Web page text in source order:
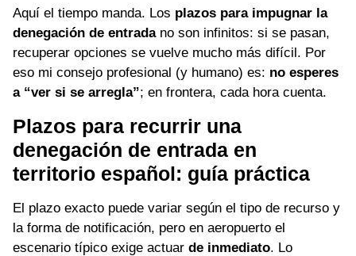
Aquí el tiempo manda. Los plazos para impugnar la
denegación de entradano son infinitos: si se pasan,
recuperar opciones se vuelve mucho más difícil. Por
eso mi consejo profesional (y humano) es: no esperes
a “ver si se arregla”; en frontera, cada hora cuenta.
Plazos para recurrir una
denegación de entrada en
territorio español: guía práctica
El plazo exacto puede variar según el tipo de recurso y
la forma de notificación, pero en aeropuerto el
escenario típico exige actuar de inmediato. Lo